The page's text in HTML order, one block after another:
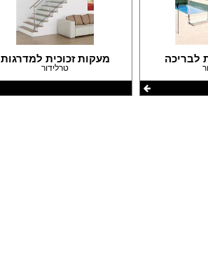
ריצוף \ חיפוי \ חדרי אמבטיות
פורום ארונות
לבריכה מעקות זכוכית למדרגות
טרלידור